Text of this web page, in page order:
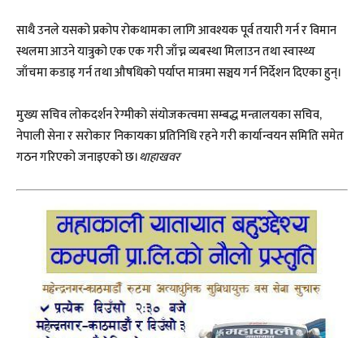
साथै उनले यसको प्रकोप रोकथामका लागि आवश्यक पूर्व तयारी गर्न र विमान
स्थलमा आउने यात्रुको एक एक गरी जाँच्न व्यबस्था मिलाउन तथा स्वास्थ्य
जाँचमा कडाइ गर्न तथा औषधिको पर्याप्त मात्रमा सञ्चय गर्न निर्देशन दिएका हुन्।
मुख्य सचिव लोकदर्शन रेग्मीको संयोजकत्वमा सम्बद्ध मन्त्रालयका सचिव,
नेपाली सेना र सरोकार निकायका प्रतिनिधि रहने गरी कार्यान्वयन समिति समेत
गठन गरिएको जनाइएको छ।थाहाखवर